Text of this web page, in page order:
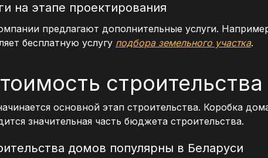
на этапе проектирования
предлагают дополнительные услуги.
бесплатную услугу подбора земельного участка.
строительства
основной этап строительства. Коробка
значительная часть бюджета строительства.
домов популярны в Беларуси